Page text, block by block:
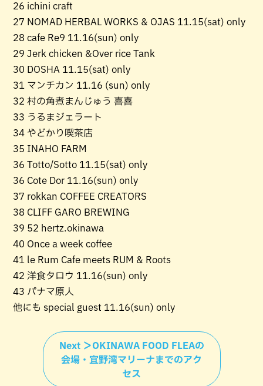
26 ichini craft
27 NOMAD HERBAL WORKS & OJAS 11.15(sat) only
28 cafe Re9 11.16(sun) only
29 Jerk chicken &Over rice Tank
30 DOSHA 11.15(sat) only
31 マンチカン 11.16 (sun) only
32 村の角煮まんじゅう 喜喜
33 うるまジェラート
34 やどかり喫茶店
35 INAHO FARM
36 Totto/Sotto 11.15(sat) only
36 Cote Dor 11.16(sun) only
37 rokkan COFFEE CREATORS
38 CLIFF GARO BREWING
39 52 hertz.okinawa
40 Once a week coffee
41 le Rum Cafe meets RUM & Roots
42 洋食タロウ 11.16(sun) only
43 パナマ原人
他にも special guest 11.16(sun) only
Next ＞OKINAWA FOOD FLEAの
会場・宜野湾マリーナまでのアク
セス